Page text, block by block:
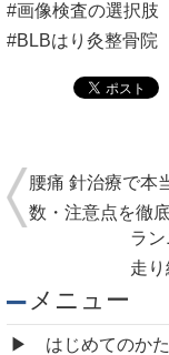
#画像検査の選択肢
#BLBはり灸整骨院
腰痛 針治療で本
数・注意点を徹
ラ
走
メニュー
はじめてのか